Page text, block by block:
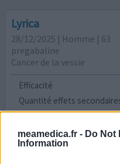
meamedica.fr - Do Not
Information
Lyrica
28/12/2025 | Homme | 63
pregabaline
Cancer de la vessie
Efficacité
Quantité effets
J’ai commencé hier soir
me rendormir pourtant